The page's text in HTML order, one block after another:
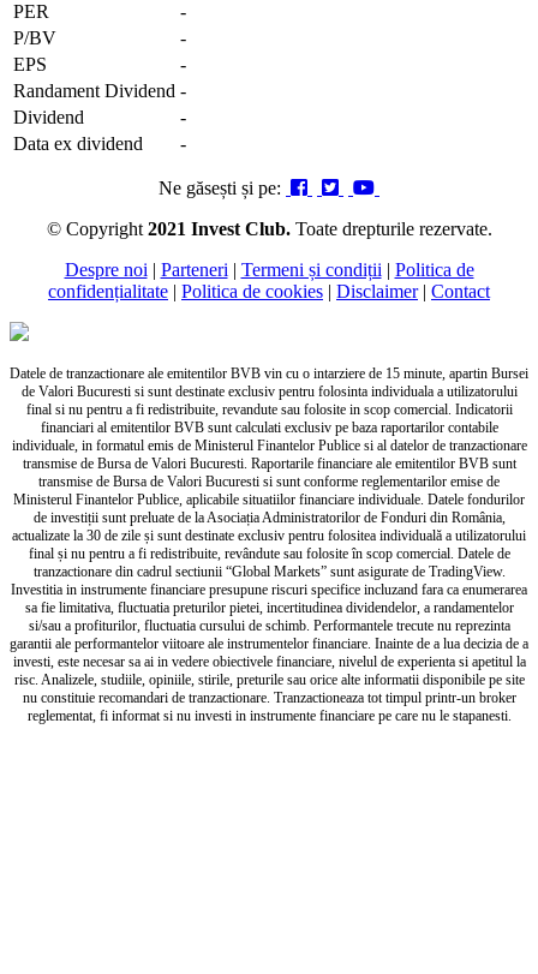
PER
-
P/BV
-
EPS
-
Randament Dividend -
Dividend
-
Data ex dividend
-
Ne găsești și pe:
© Copyright 2021 Invest Club. Toate drepturile rezervate.
Despre noi | Parteneri | Termeni și condiții | Politica de
confidențialitate | Politica de cookies | Disclaimer| Contact
Datele de tranzactionare ale emitentilor BVB vin cu o intarziere de 15 minute, apartin Bursei
de Valori Bucuresti si sunt destinate exclusiv pentru folosinta individuala a utilizatorului
final si nu pentru a fi redistribuite, revandute sau folosite in scop comercial. Indicatorii
financiari al emitentilor BVB sunt calculati exclusiv pe baza raportarilor contabile
individuale, in formatul emis de Ministerul Finantelor Publice si al datelor de tranzactionare
transmise de Bursa de Valori Bucuresti. Raportarile financiare ale emitentilor BVB sunt
transmise de Bursa de Valori Bucuresti si sunt conforme reglementarilor emise de
Ministerul Finantelor Publice, aplicabile situatiilor financiare individuale. Datele fondurilor
de investiții sunt preluate de la Asociația Administratorilor de Fonduri din România,
actualizate la 30 de zile și sunt destinate exclusiv pentru folositea individuală a utilizatorului
final și nu pentru a fi redistribuite, revândute sau folosite în scop comercial. Datele de
tranzactionare din cadrul sectiunii “Global Markets” sunt asigurate de TradingView.
Investitia in instrumente financiare presupune riscuri specifice incluzand fara ca enumerarea
sa fie limitativa, fluctuatia preturilor pietei, incertitudinea dividendelor, a randamentelor
si/sau a profiturilor, fluctuatia cursului de schimb. Performantele trecute nu reprezinta
garantii ale performantelor viitoare ale instrumentelor financiare. Inainte de a lua decizia de a
investi, este necesar sa ai in vedere obiectivele financiare, nivelul de experienta si apetitul la
risc. Analizele, studiile, opiniile, stirile, preturile sau orice alte informatii disponibile pe site
nu constituie recomandari de tranzactionare. Tranzactioneaza tot timpul printr-un broker
reglementat, fi informat si nu investi in instrumente financiare pe care nu le stapanesti.